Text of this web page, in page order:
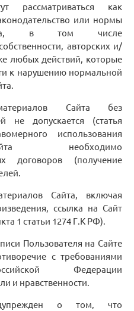
рассматриваться как
или нормы
в том числе
авторских и/
любых действий, которые
к нарушению нормальной
Сайта без
не допускается (статья
использования
необходимо
договоров (получение
Сайта, включая
ссылка на Сайт
1 статьи 1274 Г.К РФ).
Пользователя на Сайте
с требованиями
Федерации
и нравственности.
о том, что